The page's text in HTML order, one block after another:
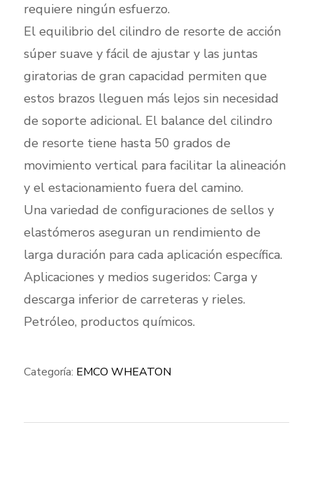
requiere ningún esfuerzo.
El equilibrio del cilindro de resorte de acción
súper suave y fácil de ajustar y las juntas
giratorias de gran capacidad permiten que
estos brazos lleguen más lejos sin necesidad
de soporte adicional. El balance del cilindro
de resorte tiene hasta 50 grados de
movimiento vertical para facilitar la alineación
y el estacionamiento fuera del camino.
Una variedad de configuraciones de sellos y
elastómeros aseguran un rendimiento de
larga duración para cada aplicación específica.
Aplicaciones y medios sugeridos: Carga y
descarga inferior de carreteras y rieles.
Petróleo, productos químicos.
Categoría: EMCO WHEATON